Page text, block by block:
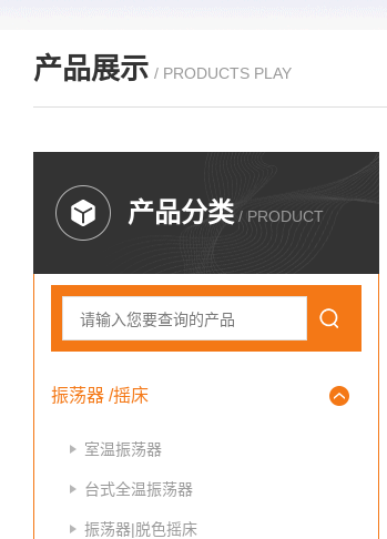
产品展示 / PRODUCTS PLAY
产品分类 / PRODUCT
振荡器 /摇床
室温振荡器
台式全温振荡器
振荡器|脱色摇床